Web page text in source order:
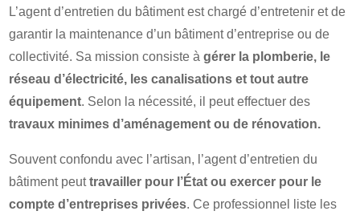
L’agent d’entretien du bâtiment est chargé d’entretenir et de
garantir la maintenance d’un bâtiment d’entreprise ou de
collectivité. Sa mission consiste àgérer la plomberie, le
réseau d’électricité, les canalisations et tout autre
équipement. Selon la nécessité, il peut effectuer des
travaux minimes d’aménagement ou de rénovation.
Souvent confondu avec l’artisan, l’agent d’entretien du
bâtiment peuttravailler pour l’État ou exercer pour le
compte d’entreprises privées. Ce professionnel liste les